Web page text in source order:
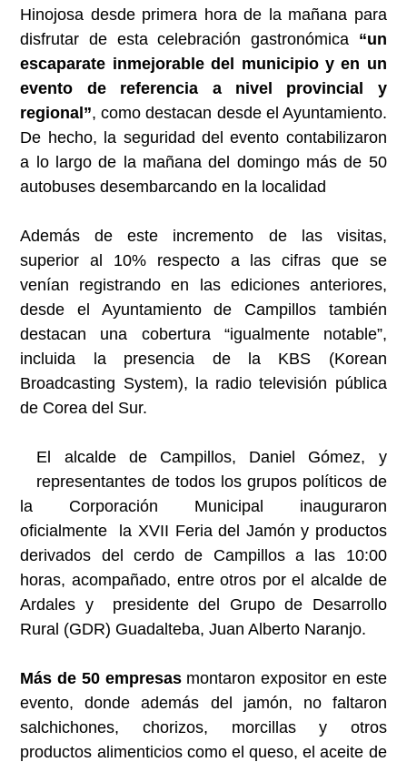
Hinojosa desde primera hora de la mañana para
disfrutar de esta celebración gastronómica “un
escaparate inmejorable del municipio y en un
evento de referencia a nivel provincial y
regional”, como destacan desde el Ayuntamiento.
De hecho, la seguridad del evento contabilizaron
a lo largo de la mañana del domingo más de 50
autobuses desembarcando en la localidad
Además de este incremento de las visitas,
superior al 10% respecto a las cifras que se
venían registrando en las ediciones anteriores,
desde el Ayuntamiento de Campillos también
destacan una cobertura “igualmente notable”,
incluida la presencia de la KBS (Korean
Broadcasting System), la radio televisión pública
de Corea del Sur.
El alcalde de Campillos, Daniel Gómez, y
representantes de todos los grupos políticos de
la Corporación Municipal inauguraron
oficialmente la XVII Feria del Jamón y productos
derivados del cerdo de Campillos a las 10:00
horas, acompañado, entre otros por el alcalde de
Ardales y presidente del Grupo de Desarrollo
Rural (GDR) Guadalteba, Juan Alberto Naranjo.
Más de 50 empresas montaron expositor en este
evento, donde además del jamón, no faltaron
salchichones, chorizos, morcillas y otros
productos alimenticios como el queso, el aceite de